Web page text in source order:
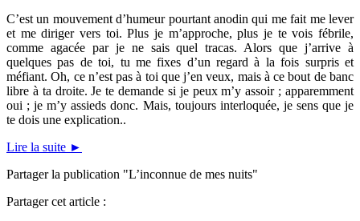
C’est un mouvement d’humeur pourtant anodin qui me fait me lever
et me diriger vers toi. Plus je m’approche, plus je te vois fébrile,
comme agacée par je ne sais quel tracas. Alors que j’arrive à
quelques pas de toi, tu me fixes d’un regard à la fois surpris et
méfiant. Oh, ce n’est pas à toi que j’en veux, mais à ce bout de banc
libre à ta droite. Je te demande si je peux m’y assoir ; apparemment
oui ; je m’y assieds donc. Mais, toujours interloquée, je sens que je
te dois une explication..
Lire la suite ►
Partager la publication "L’inconnue de mes nuits"
Partager cet article :